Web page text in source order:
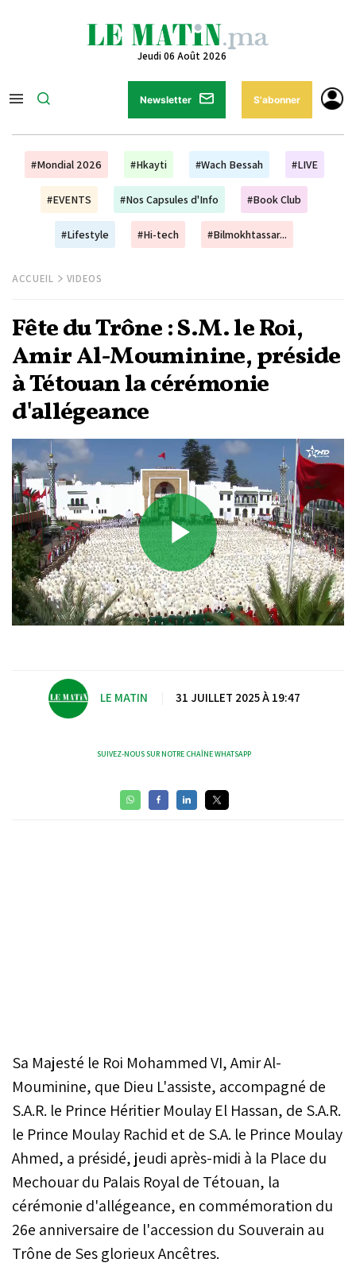
Jeudi 06 Août 2026
Newsletter S'abonner
#Mondial 2026 #Hkayti #Wach Bessah #LIVE
#EVENTS #Nos Capsules d'Info #Book Club
#Lifestyle #Hi-tech #Bilmokhtassar...
ACCUEIL VIDEOS
Fête du Trône : S.M. le Roi,
Amir Al-Mouminine, préside
à Tétouan la cérémonie
d'allégeance
Play
LE MATIN 31 JUILLET 2025 À 19:47
SUIVEZ-NOUS SUR NOTRE CHAÎNE WHATSAPP
Sa Majesté le Roi Mohammed VI, Amir Al-
Mouminine, que Dieu L'assiste, accompagné de
S.A.R. le Prince Héritier Moulay El Hassan, de S.A.R.
le Prince Moulay Rachid et de S.A. le Prince Moulay
Ahmed, a présidé, jeudi après-midi à la Place du
Mechouar du Palais Royal de Tétouan, la
cérémonie d'allégeance, en commémoration du
26e anniversaire de l'accession du Souverain au
Trône de Ses glorieux Ancêtres.